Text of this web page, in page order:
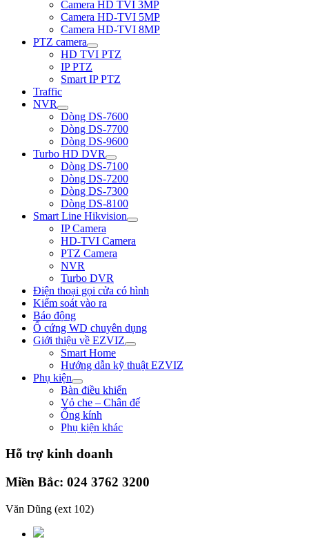
Camera HD TVI 3MP
Camera HD-TVI 5MP
Camera HD-TVI 8MP
PTZ camera
HD TVI PTZ
IP PTZ
Smart IP PTZ
Traffic
NVR
Dòng DS-7600
Dòng DS-7700
Dòng DS-9600
Turbo HD DVR
Dòng DS-7100
Dòng DS-7200
Dòng DS-7300
Dòng DS-8100
Smart Line Hikvision
IP Camera
HD-TVI Camera
PTZ Camera
NVR
Turbo DVR
Điện thoại gọi cửa có hình
Kiểm soát vào ra
Báo động
Ổ cứng WD chuyên dụng
Giới thiệu về EZVIZ
Smart Home
Hướng dẫn kỹ thuật EZVIZ
Phụ kiện
Bàn điều khiển
Vỏ che – Chân đế
Ống kính
Phụ kiện khác
Hỗ trợ kinh doanh
Miền Bắc: 024 3762 3200
Văn Dũng (ext 102)